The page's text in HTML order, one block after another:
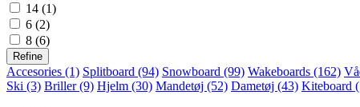
14 (1)
6 (2)
8 (6)
Refine
Accesories (1) Splitboard (94) Snowboard (99) Wakeboards (162)
Ski (3) Briller (9) Hjelm (30) Mandetøj (52) Dametøj (43) Kiteboard